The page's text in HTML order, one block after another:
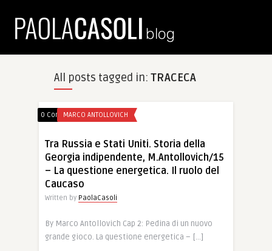
All posts tagged in: TRACECA
0 CommentsMARCO ANTOLLOVICH
Tra Russia e Stati Uniti. Storia della
Georgia indipendente, M.Antollovich/15
– La questione energetica. Il ruolo del
Caucaso
Written by PaolaCasoli
By Marco Antollovich Cap 2: Pedina di un nuovo
grande gioco. La questione energetica – […]